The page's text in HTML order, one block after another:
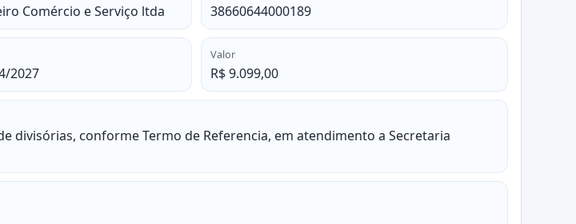
Comércio e Serviço ltda 38660644000189
2027
Valor
R$ 9.099,00
divisórias, conforme Termo de Referencia, em atendimento a Secretaria